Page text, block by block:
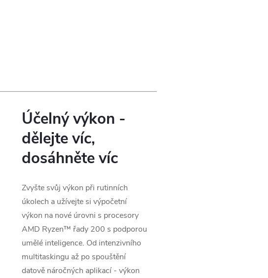
Účelný výkon -
dělejte víc,
dosáhněte víc
Zvyšte svůj výkon při rutinních
úkolech a užívejte si výpočetní
výkon na nové úrovni s procesory
AMD Ryzen™ řady 200 s podporou
umělé inteligence. Od intenzivního
multitaskingu až po spouštění
datově náročných aplikací - výkon